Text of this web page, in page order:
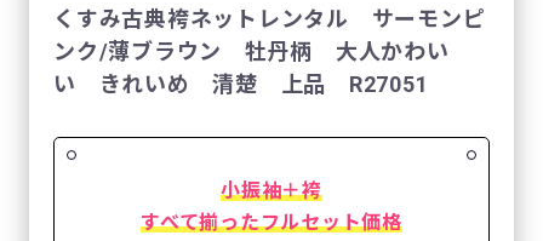
くすみ古典袴ネットレンタル サーモンピ
ンク/薄ブラウン 牡丹柄 大人かわい
い きれいめ 清楚 上品 R27051
小振袖＋袴
すべて揃ったフルセット価格